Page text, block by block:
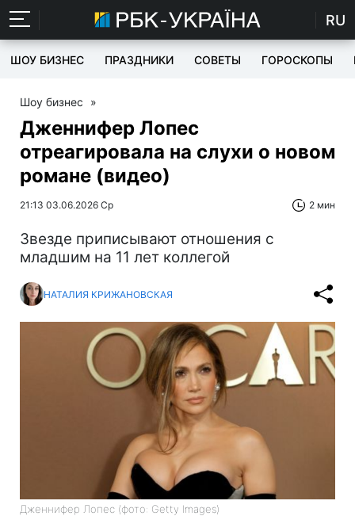
RU
ШОУ БИЗНЕС ПРАЗДНИКИ СОВЕТЫ ГОРОСКОПЫ
Шоу бизнес »
Дженнифер Лопес
отреагировала на слухи о новом
романе (видео)
21:13 03.06.2026 Ср 2 мин
Звезде приписывают отношения с
младшим на 11 лет коллегой
НАТАЛИЯ КРИЖАНОВСКАЯ
Дженнифер Лопес (фото: Getty Images)